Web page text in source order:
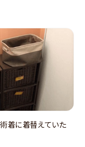
着に着替えていた